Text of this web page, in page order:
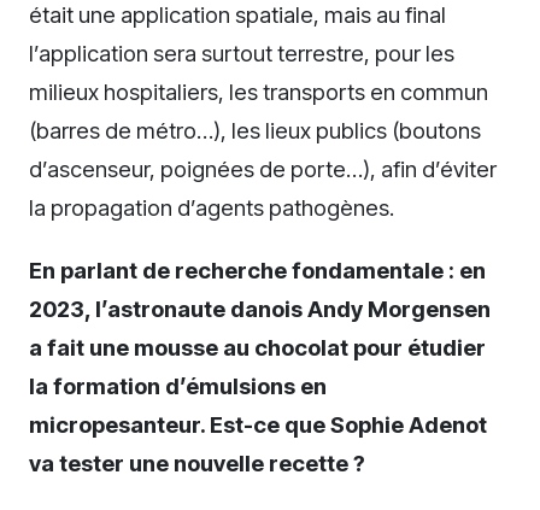
était une application spatiale, mais au final
l’application sera surtout terrestre, pour les
milieux hospitaliers, les transports en commun
(barres de métro…), les lieux publics (boutons
d’ascenseur, poignées de porte…), afin d’éviter
la propagation d’agents pathogènes.
En parlant de recherche fondamentale : en
2023, l’astronaute danois Andy Morgensen
a fait une mousse au chocolat pour étudier
la formation d’émulsions en
micropesanteur. Est-ce que Sophie Adenot
va tester une nouvelle recette ?